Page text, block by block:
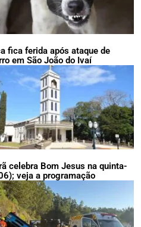
fica ferida após ataque de
em São João do Ivaí
celebra Bom Jesus na quinta-
veja a programação